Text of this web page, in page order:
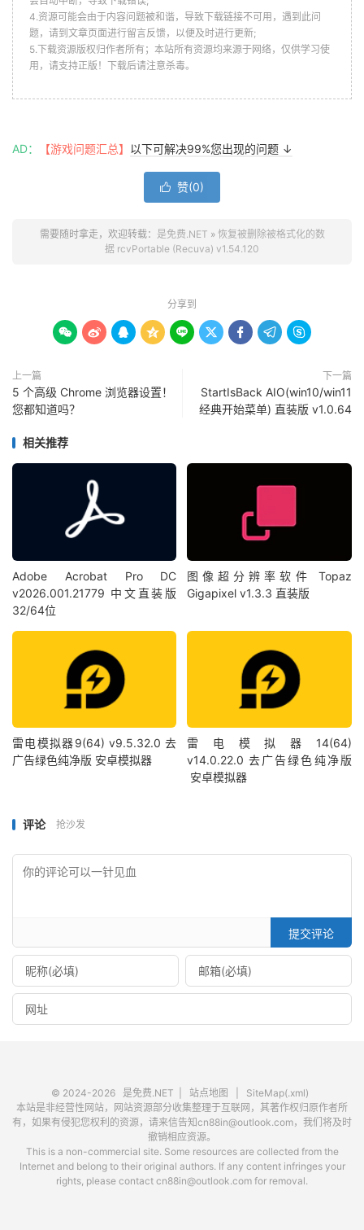
4.资源可能会由于内容问题被和谐，导致下载链接不可用，遇到此问
题，请到文章页面进行留言反馈，以便及时进行更新;
5.下载资源版权归作者所有；本站所有资源均来源于网络，仅供学习使
用，请支持正版！下载后请注意杀毒。
AD： 【游戏问题汇总】 以下可解决99%您出现的问题 ↓
 赞(0)
需要随时拿走，欢迎转载： 是免费.NET » 恢复被删除被格式化的数
据 rcvPortable (Recuva) v1.54.120
分享到
        
上一篇
5 个高级 Chrome 浏览器设置！
您都知道吗？
下一篇
StartIsBack AIO(win10/win11
经典开始菜单) 直装版 v1.0.64
相关推荐
Adobe Acrobat Pro DC
v2026.001.21779 中文直装版
32/64位
图像超分辨率软件 Topaz
Gigapixel v1.3.3 直装版
雷电模拟器9(64) v9.5.32.0 去
广告绿色纯净版 安卓模拟器
雷电模拟器14(64)
v14.0.22.0 去广告绿色纯净版
安卓模拟器
评论 抢沙发
提交评论
© 2024-2026 是免费.NET 站点地图
SiteMap(.xml)
本站是非经营性网站，网站资源部分收集整理于互联网，其著作权归原作者所
有，如果有侵犯您权利的资源，请来信告知cn88in@outlook.com，我们将及时
撤销相应资源。
This is a non-commercial site. Some resources are collected from the
Internet and belong to their original authors. If any content infringes your
rights, please contact cn88in@outlook.com for removal.